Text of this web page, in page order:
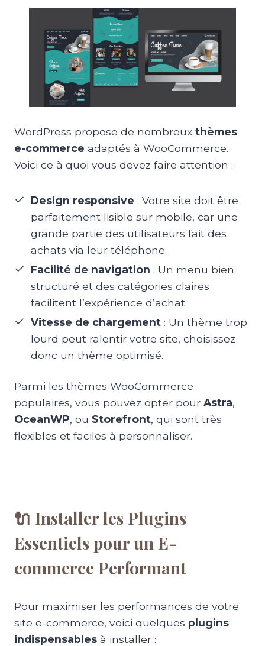
WordPress propose de nombreux thèmes
e-commerce adaptés à WooCommerce.
Voici ce à quoi vous devez faire attention :
Design responsive : Votre site doit être
parfaitement lisible sur mobile, car une
grande partie des utilisateurs fait des
achats via leur téléphone.
Facilité de navigation : Un menu bien
structuré et des catégories claires
facilitent l’expérience d’achat.
Vitesse de chargement: Un thème trop
lourd peut ralentir votre site, choisissez
donc un thème optimisé.
Parmi les thèmes WooCommerce
populaires, vous pouvez opter pour Astra,
OceanWP, ou Storefront, qui sont très
flexibles et faciles à personnaliser.
🔌 Installer les Plugins
Essentiels pour un E-
commerce Performant
Pour maximiser les performances de votre
site e-commerce, voici quelques plugins
indispensables à installer :